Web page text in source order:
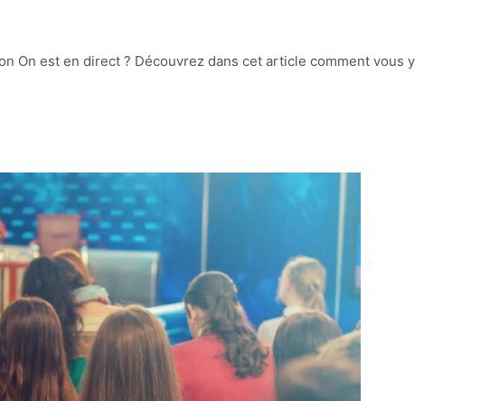
On est en direct ? Découvrez dans cet article comment vous y